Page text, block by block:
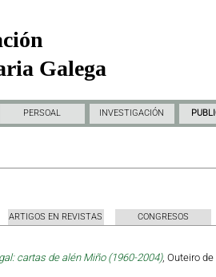
Galega
PERSOAL INVESTIGACIÓN
ARTIGOS EN REVISTAS CONGRESOS
cartas de alén Miño (1960-2004), Outeiro